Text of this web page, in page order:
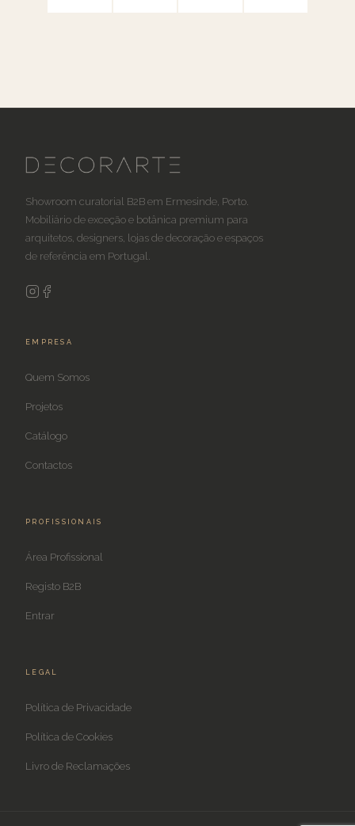
Showroom curatorial B2B em Ermesinde, Porto.
Mobiliário de exceção e botânica premium para
arquitetos, designers, lojas de decoração e espaços
de referência em Portugal.
EMPRESA
Quem Somos
Projetos
Catálogo
Contactos
PROFISSIONAIS
Área Profissional
Registo B2B
Entrar
LEGAL
Política de Privacidade
Política de Cookies
Livro de Reclamações